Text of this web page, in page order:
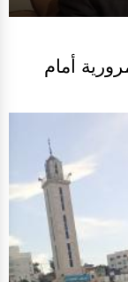
أمام